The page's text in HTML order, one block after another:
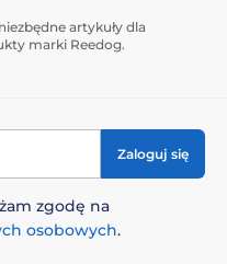
artykuły dla
marki Reedog.
Zaloguj się
zgodę na
osobowych.